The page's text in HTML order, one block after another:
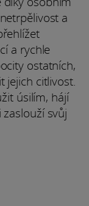
a
a rychle
ostatních,
jejich citlivost.
úsilím, hájí
svůj